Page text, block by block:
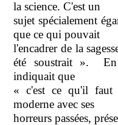
la science. C'est un
sujet spécialement
que ce qui pouvait
l'encadrer de la
été soustrait ».
indiquait que
« c'est ce qu'il faut
moderne avec ses
horreurs passées,